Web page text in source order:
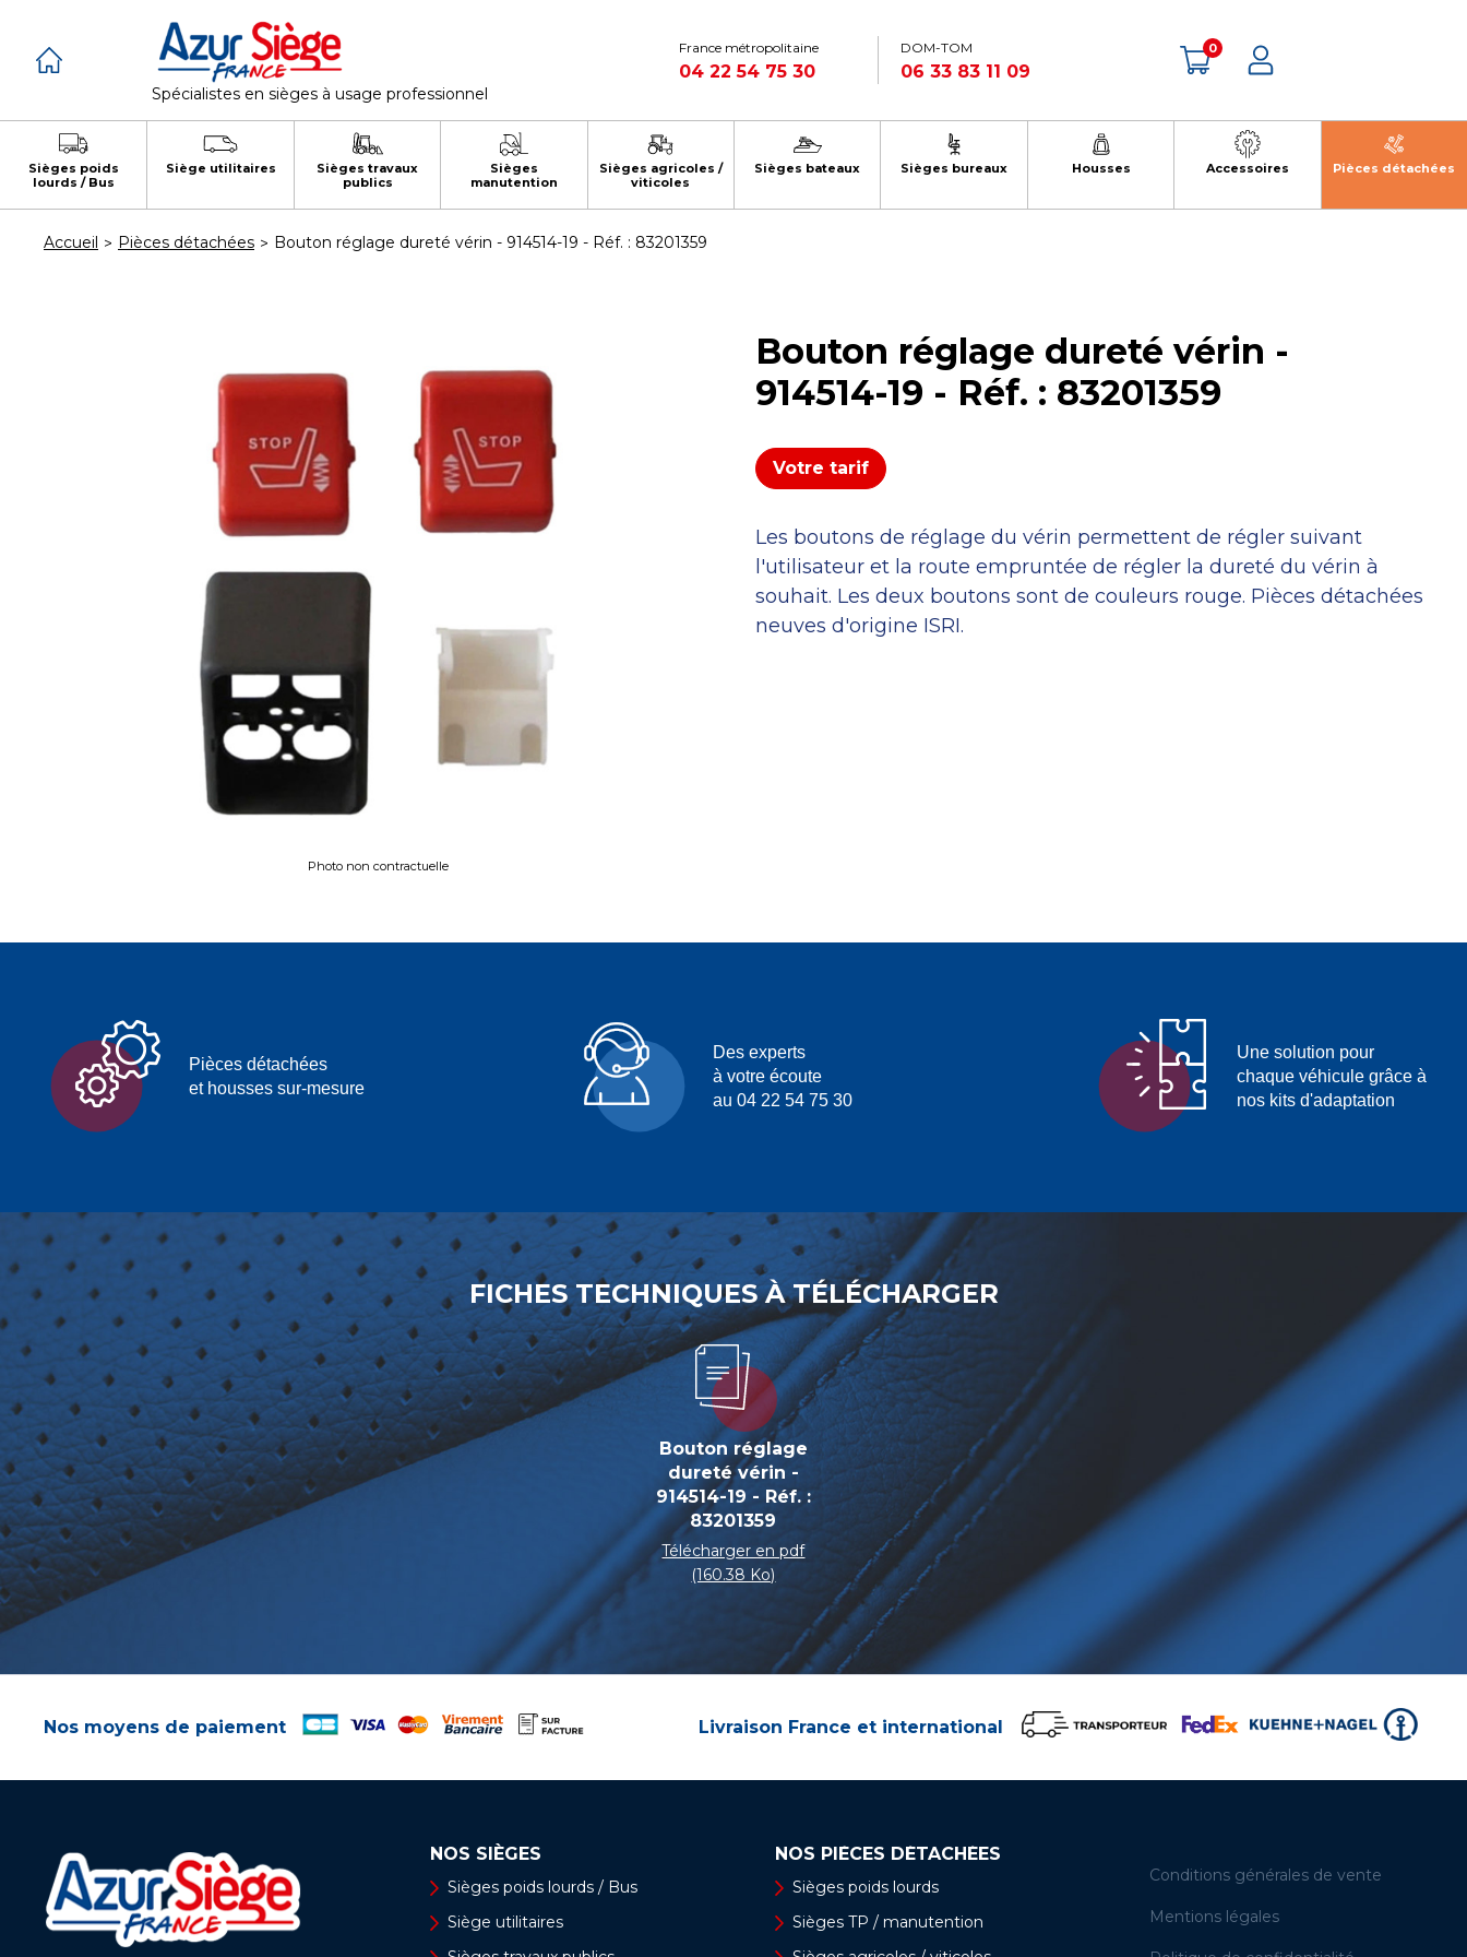
Spécialistes en sièges à usage professionnel
France métropolitaine
04 22 54 75 30
DOM-TOM
06 33 83 11 09
0
Sièges poids
lourds / Bus
Siège utilitaires
Sièges travaux
publics
Sièges
manutention
Sièges agricoles /
viticoles
Sièges bateaux Sièges bureaux Housses Accessoires Pièces détachées
Accueil Pièces détachées Bouton réglage dureté vérin - 914514-19 - Réf. : 83201359
Bouton réglage dureté vérin -
914514-19 - Réf. : 83201359
Votre tarif
Les boutons de réglage du vérin permettent de régler suivant
l'utilisateur et la route empruntée de régler la dureté du vérin à
souhait. Les deux boutons sont de couleurs rouge. Pièces détachées
neuves d'origine ISRI.
Photo non contractuelle
Pièces détachées
et housses sur-mesure
Des experts
à votre écoute
au 04 22 54 75 30
Une solution pour
chaque véhicule grâce à
nos kits d'adaptation
FICHES TECHNIQUES À TÉLÉCHARGER
Bouton réglage
dureté vérin -
914514-19 - Réf. :
83201359
Télécharger en pdf
(160.38 Ko)
Nos moyens de paiement Livraison France et international
NOS SIÈGES
Sièges poids lourds / Bus
Siège utilitaires
NOS PIÈCES DÉTACHÉES
Sièges poids lourds
Sièges TP / manutention
Conditions générales de vente
Mentions légales